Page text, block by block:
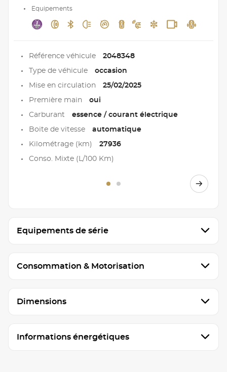
Equipements
Référence véhicule 2048348
Type de véhicule occasion
Mise en circulation 25/02/2025
Première main oui
Carburant essence / courant électrique
Boite de vitesse automatique
Kilométrage (km) 27936
Conso. Mixte (L/100 Km)
Equipements de série
Consommation & Motorisation
Dimensions
Informations énergétiques